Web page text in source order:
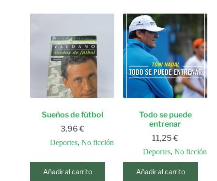
Sueños de fútbol
3,96 €
Deportes, No ficción
Añadir al carrito
Todo se puede
entrenar
11,25 €
Deportes, No ficción
Añadir al carrito